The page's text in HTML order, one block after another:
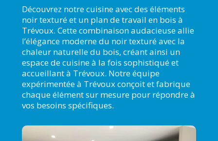
Découvrez notre cuisine avec des éléments
noir texturé et un plan de travail en bois à
Trévoux. Cette combinaison audacieuse allie
l’élégance moderne du noir texturé avec la
chaleur naturelle du bois, créant ainsi un
espace de cuisine à la fois sophistiqué et
accueillant à Trévoux. Notre équipe
expérimentée à Trévoux conçoit et fabrique
chaque élément sur mesure pour répondre à
vos besoins spécifiques.